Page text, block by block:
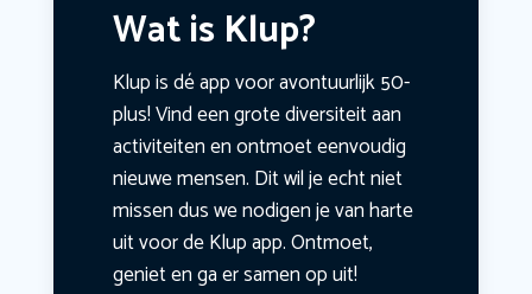
Wat is Klup?
Klup is dé app voor avontuurlijk 50-
plus! Vind een grote diversiteit aan
activiteiten en ontmoet eenvoudig
nieuwe mensen. Dit wil je echt niet
missen dus we nodigen je van harte
uit voor de Klup app. Ontmoet,
geniet en ga er samen op uit!